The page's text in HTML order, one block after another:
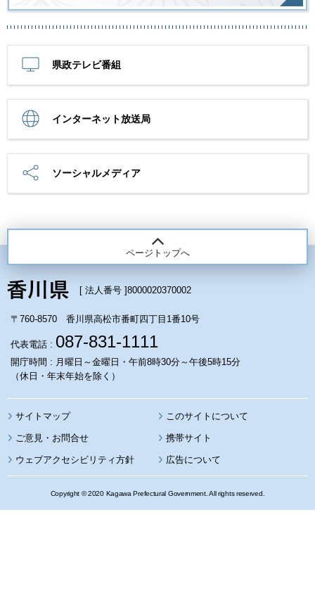
県政テレビ番組
インターネット放送局
ソーシャルメディア
ページトップへ
[ 法人番号 ]8000020370002
〒760-8570 香川県高松市番町四丁目1番10号
代表電話 : 087-831-1111
開庁時間 : 月曜日～金曜日・午前8時30分～午後5時15分
（休日・年末年始を除く）
サイトマップ このサイトについて
携帯サイト
ウェブアクセシビリティ方針 広告について
Copyright © 2020 Kagawa Prefectural Government. All rights reserved.